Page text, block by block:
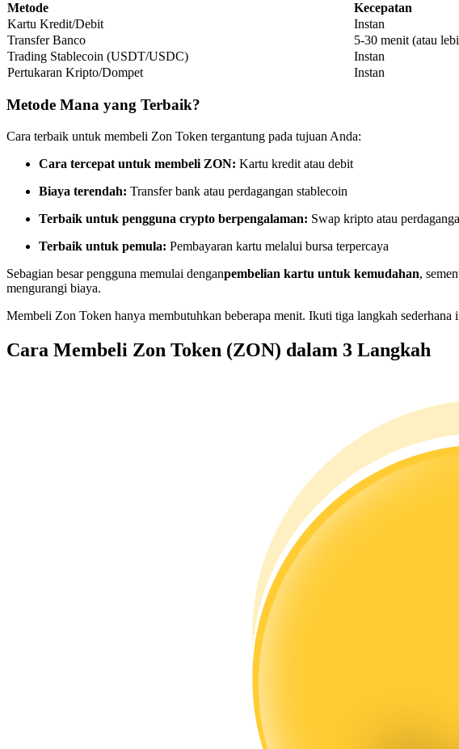
USDC Berjangka
Kontrak berjangka menggunakan USDC sebagai jaminannya
Bergabunglah dengan pedagang top
Nikmati pembagian keuntungan dan komisi copy trading
Analisis data besar termasuk info perdagangan, dll.
Metode Kecepatan
Kartu Kredit/Debit
Instan
Transfer Banco
5-30 menit (atau
Trading Stablecoin (USDT/USDC)
Instan
Pertukaran Kripto/Dompet
Instan
Metode Mana yang Terbaik?
Cara terbaik untuk membeli Zon Token tergantung pada tujuan Anda:
Cara tercepat untuk membeli ZON: Kartu kredit atau debit
Biaya terendah: Transfer bank atau perdagangan stablecoin
Terbaik untuk pengguna crypto berpengalaman: Swap kripto atau
Terbaik untuk pemula: Pembayaran kartu melalui bursa terpercaya
Sebagian besar pengguna memulai denganpembelian kartu untuk kemudahan,
mengurangi biaya.
Membeli Zon Token hanya membutuhkan beberapa menit. Ikuti tiga langkah sederhana
Cara Membeli Zon Token (ZON) dalam 3 Langkah